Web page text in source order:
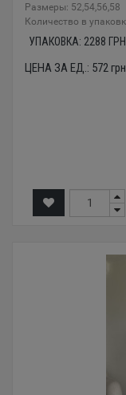
Размеры: 52,54,56,58
Количество в
УПАКОВКА: 2288 ГРН.
ЦЕНА ЗА ЕД.: 572